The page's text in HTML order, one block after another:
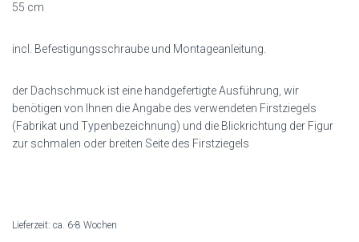
55 cm
incl. Befestigungsschraube und Montageanleitung.
der Dachschmuck ist eine handgefertigte Ausführung, wir
benötigen von Ihnen die Angabe des verwendeten Firstziegels
(Fabrikat und Typenbezeichnung) und die Blickrichtung der Figur
zur schmalen oder breiten Seite des Firstziegels
Lieferzeit: ca. 6-8 Wochen